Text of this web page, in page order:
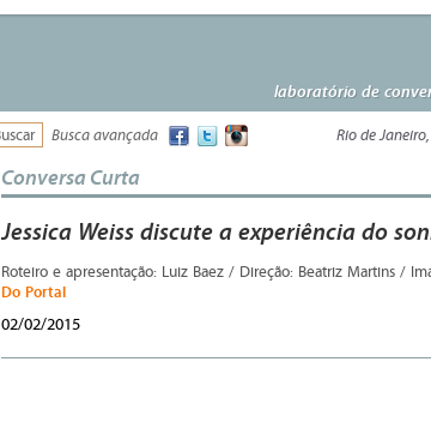
laboratório de
Busca avançada Rio de
Conversa Curta
Jessica Weiss discute a experiência do
Roteiro e apresentação: Luiz Baez / Direção: Beatriz Martins /
Do Portal
02/02/2015